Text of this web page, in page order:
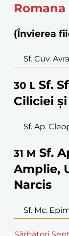
Romana
(Învierea
Sf. Cuv.
30 L Sf.
Ciliciei
Sf. Ap.
31 M Sf.
Amplie,
Narcis
Sf. Mc.
Sărbători